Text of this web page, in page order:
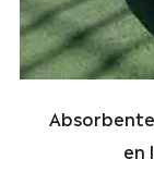
en